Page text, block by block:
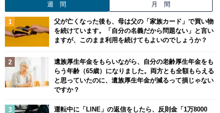
週 間 月 間
父が亡くなった後も、母は父の「家族カード」で買い物
を続けています。「自分の名義だから問題ない」と言い
ますが、このまま利用を続けてもよいのでしょうか？
遺族厚生年金をもらいながら、自分の老齢厚生年金をも
らう年齢（65歳）になりました。両方とも全額もらえる
と思っていたのに、遺族厚生年金が減るって損じゃない
ですか？
運転中に「LINE」の返信をしたら、反則金「1万8000